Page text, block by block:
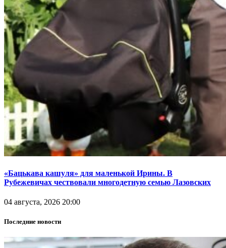
«Бацькава кашуля» для маленькой Ирины. В
Рубежевичах чествовали многодетную семью Лазовских
04 августа, 2026 20:00
Последние новости